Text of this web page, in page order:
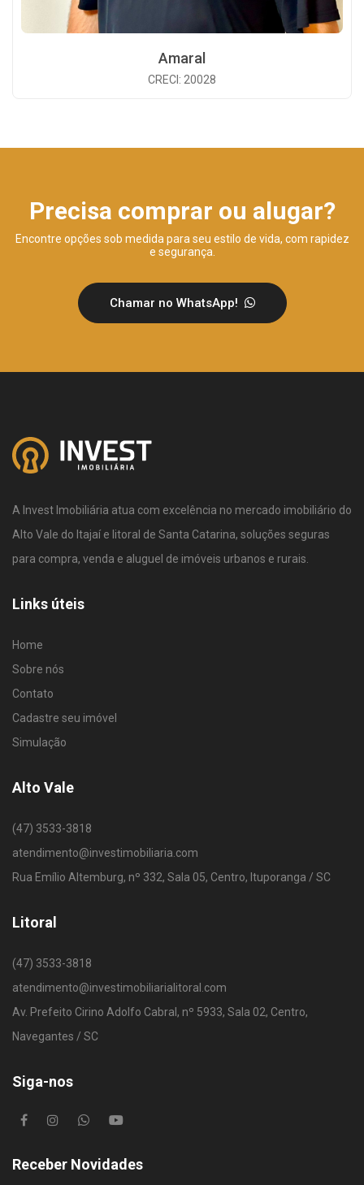
Amaral
CRECI: 20028
Precisa comprar ou alugar?
Encontre opções sob medida para seu estilo de vida, com rapidez
e segurança.
Chamar no WhatsApp!
A Invest Imobiliária atua com excelência no mercado imobiliário do
Alto Vale do Itajaí e litoral de Santa Catarina, soluções seguras
para compra, venda e aluguel de imóveis urbanos e rurais.
Links úteis
Home
Sobre nós
Contato
Cadastre seu imóvel
Simulação
Alto Vale
(47) 3533-3818
atendimento@investimobiliaria.com
Rua Emílio Altemburg, nº 332, Sala 05, Centro, Ituporanga / SC
Litoral
(47) 3533-3818
atendimento@investimobiliarialitoral.com
Av. Prefeito Cirino Adolfo Cabral, nº 5933, Sala 02, Centro,
Navegantes / SC
Siga-nos
Receber Novidades